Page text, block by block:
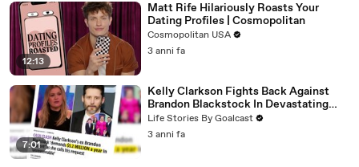
12:13
Matt Rife Hilariously Roasts Your
Dating Profiles | Cosmopolitan
Cosmopolitan USA
3 anni fa
7:01
Kelly Clarkson Fights Back Against
Brandon Blackstock In Devastating
Divorce Battle
Life Stories By Goalcast
3 anni fa